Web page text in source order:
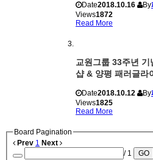
Date2018.10.16 By
Views1872
Read More
교원그룹 33주년 기
샵 & 양평 패러글라
Date2018.10.12 By
Views1825
Read More
Board Pagination
Prev 1 Next
/ 1
GO